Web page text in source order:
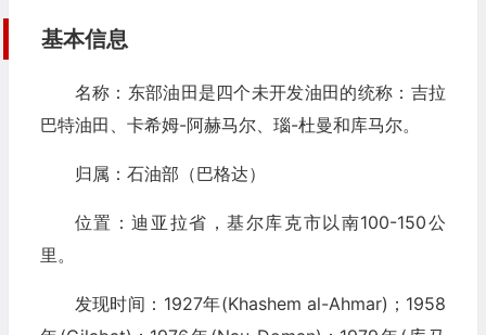
基本信息
名称：东部油田是四个未开发油田的统称：吉拉
巴特油田、卡希姆-阿赫马尔、瑙-杜曼和库马尔。
归属：石油部（巴格达）
位置：迪亚拉省，基尔库克市以南100-150公
里。
发现时间：1927年(Khashem al-Ahmar)；1958